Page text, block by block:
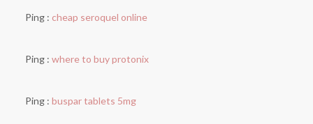
Ping : cheap seroquel online
Ping : where to buy protonix
Ping : buspar tablets 5mg